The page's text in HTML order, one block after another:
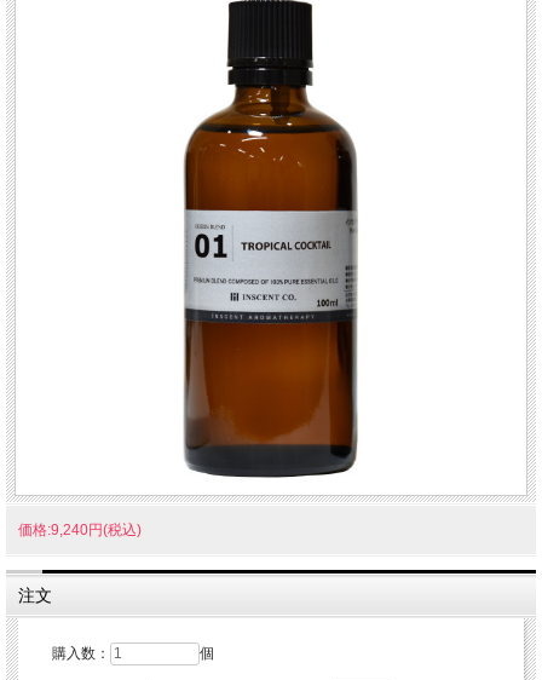
価格:9,240円(税込)
注文
購入数： 個